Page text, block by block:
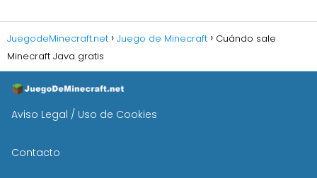
JuegodeMinecraft.net Juego de Minecraft
Cuándo sale
Minecraft Java gratis
Aviso Legal / Uso de Cookies
Contacto